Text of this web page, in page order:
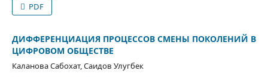
PDF
ДИФФЕРЕНЦИАЦИЯ ПРОЦЕССОВ СМЕНЫ ПОКОЛЕНИЙ В
ЦИФРОВОМ ОБЩЕСТВЕ
Каланова Сабохат, Саидов Улугбек